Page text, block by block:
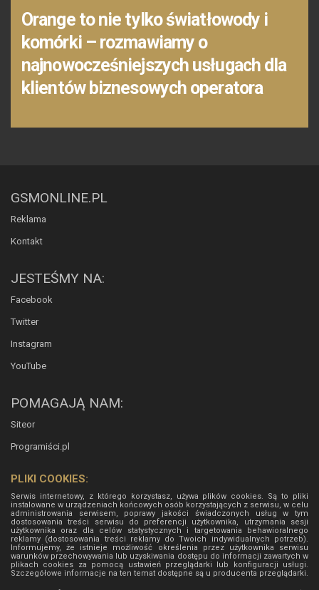
Orange to nie tylko światłowody i
komórki – rozmawiamy o
najnowocześniejszych usługach dla
klientów biznesowych operatora
GSMONLINE.PL
Reklama
Kontakt
JESTEŚMY NA:
Facebook
Twitter
Instagram
YouTube
POMAGAJĄ NAM:
Siteor
Programiści.pl
PLIKI COOKIES:
Serwis internetowy, z którego korzystasz, używa plików cookies. Są to pliki
instalowane w urządzeniach końcowych osób korzystających z serwisu, w celu
administrowania serwisem, poprawy jakości świadczonych usług w tym
dostosowania treści serwisu do preferencji użytkownika, utrzymania sesji
użytkownika oraz dla celów statystycznych i targetowania behawioralnego
reklamy (dostosowania treści reklamy do Twoich indywidualnych potrzeb).
Informujemy, że istnieje możliwość określenia przez użytkownika serwisu
warunków przechowywania lub uzyskiwania dostępu do informacji zawartych w
plikach cookies za pomocą ustawień przeglądarki lub konfiguracji usługi.
Szczegółowe informacje na ten temat dostępne są u producenta przeglądarki.